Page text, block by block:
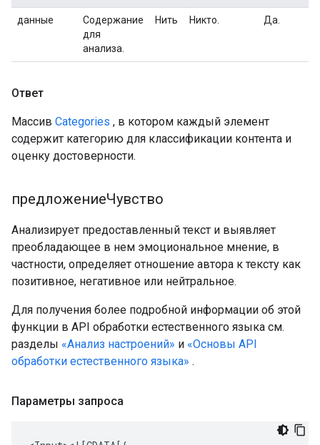
данные
Содержание
для
анализа.
Нить Никто. Да.
Ответ
Массив Categories , в котором каждый элемент
содержит категорию для классификации контента и
оценку достоверности.
предложениеЧувство
Анализирует предоставленный текст и выявляет
преобладающее в нем эмоциональное мнение, в
частности, определяет отношение автора к тексту как
позитивное, негативное или нейтральное.
Для получения более подробной информации об этой
функции в API обработки естественного языка см.
разделы «Анализ настроений» и «Основы API
обработки естественного языка» .
Параметры запроса